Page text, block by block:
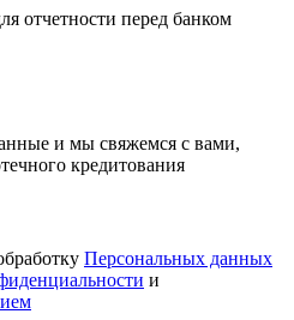
отчетности перед банком
и мы свяжемся с вами,
кредитования
Персональных данных
и